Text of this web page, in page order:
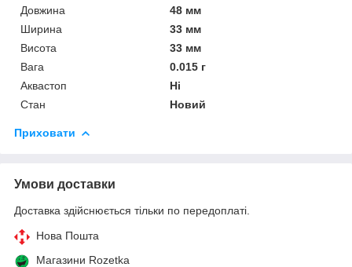
Довжина
48 мм
Ширина
33 мм
Висота
33 мм
Вага
0.015 г
Аквастоп
Ні
Стан
Новий
Приховати
Умови доставки
Доставка здійснюється тільки по передоплаті.
Нова Пошта
Магазини Rozetka